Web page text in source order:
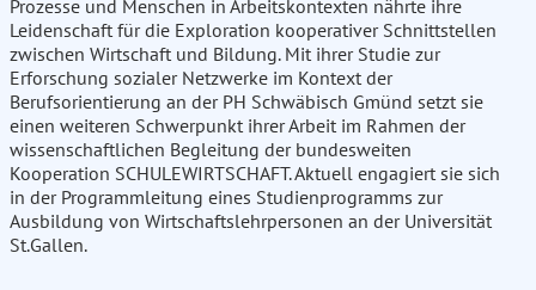
Prozesse und Menschen in Arbeitskontexten nährte ihre
Leidenschaft für die Exploration kooperativer Schnittstellen
zwischen Wirtschaft und Bildung. Mit ihrer Studie zur
Erforschung sozialer Netzwerke im Kontext der
Berufsorientierung an der PH Schwäbisch Gmünd setzt sie
einen weiteren Schwerpunkt ihrer Arbeit im Rahmen der
wissenschaftlichen Begleitung der bundesweiten
Kooperation SCHULEWIRTSCHAFT. Aktuell engagiert sie sich
in der Programmleitung eines Studienprogramms zur
Ausbildung von Wirtschaftslehrpersonen an der Universität
St.Gallen.